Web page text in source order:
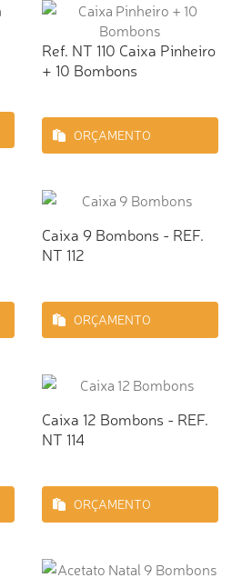
Ref. NT 110 Caixa Pinheiro
+ 10 Bombons
ORÇAMENTO
Caixa 9 Bombons - REF.
NT 112
ORÇAMENTO
Caixa 12 Bombons - REF.
NT 114
ORÇAMENTO